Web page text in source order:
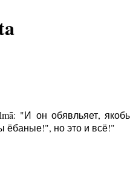
"И он обявльяет,
ёбаные!", но это и всё!"